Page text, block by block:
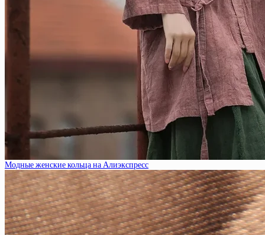
Модные женские кольца на Алиэкспресс